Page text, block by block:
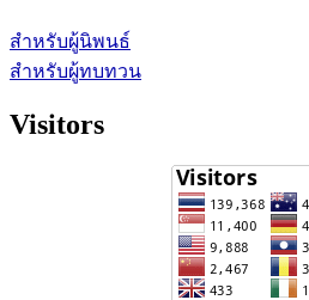
สำหรับผู้นิพนธ์
สำหรับผู้ทบทวน
Visitors